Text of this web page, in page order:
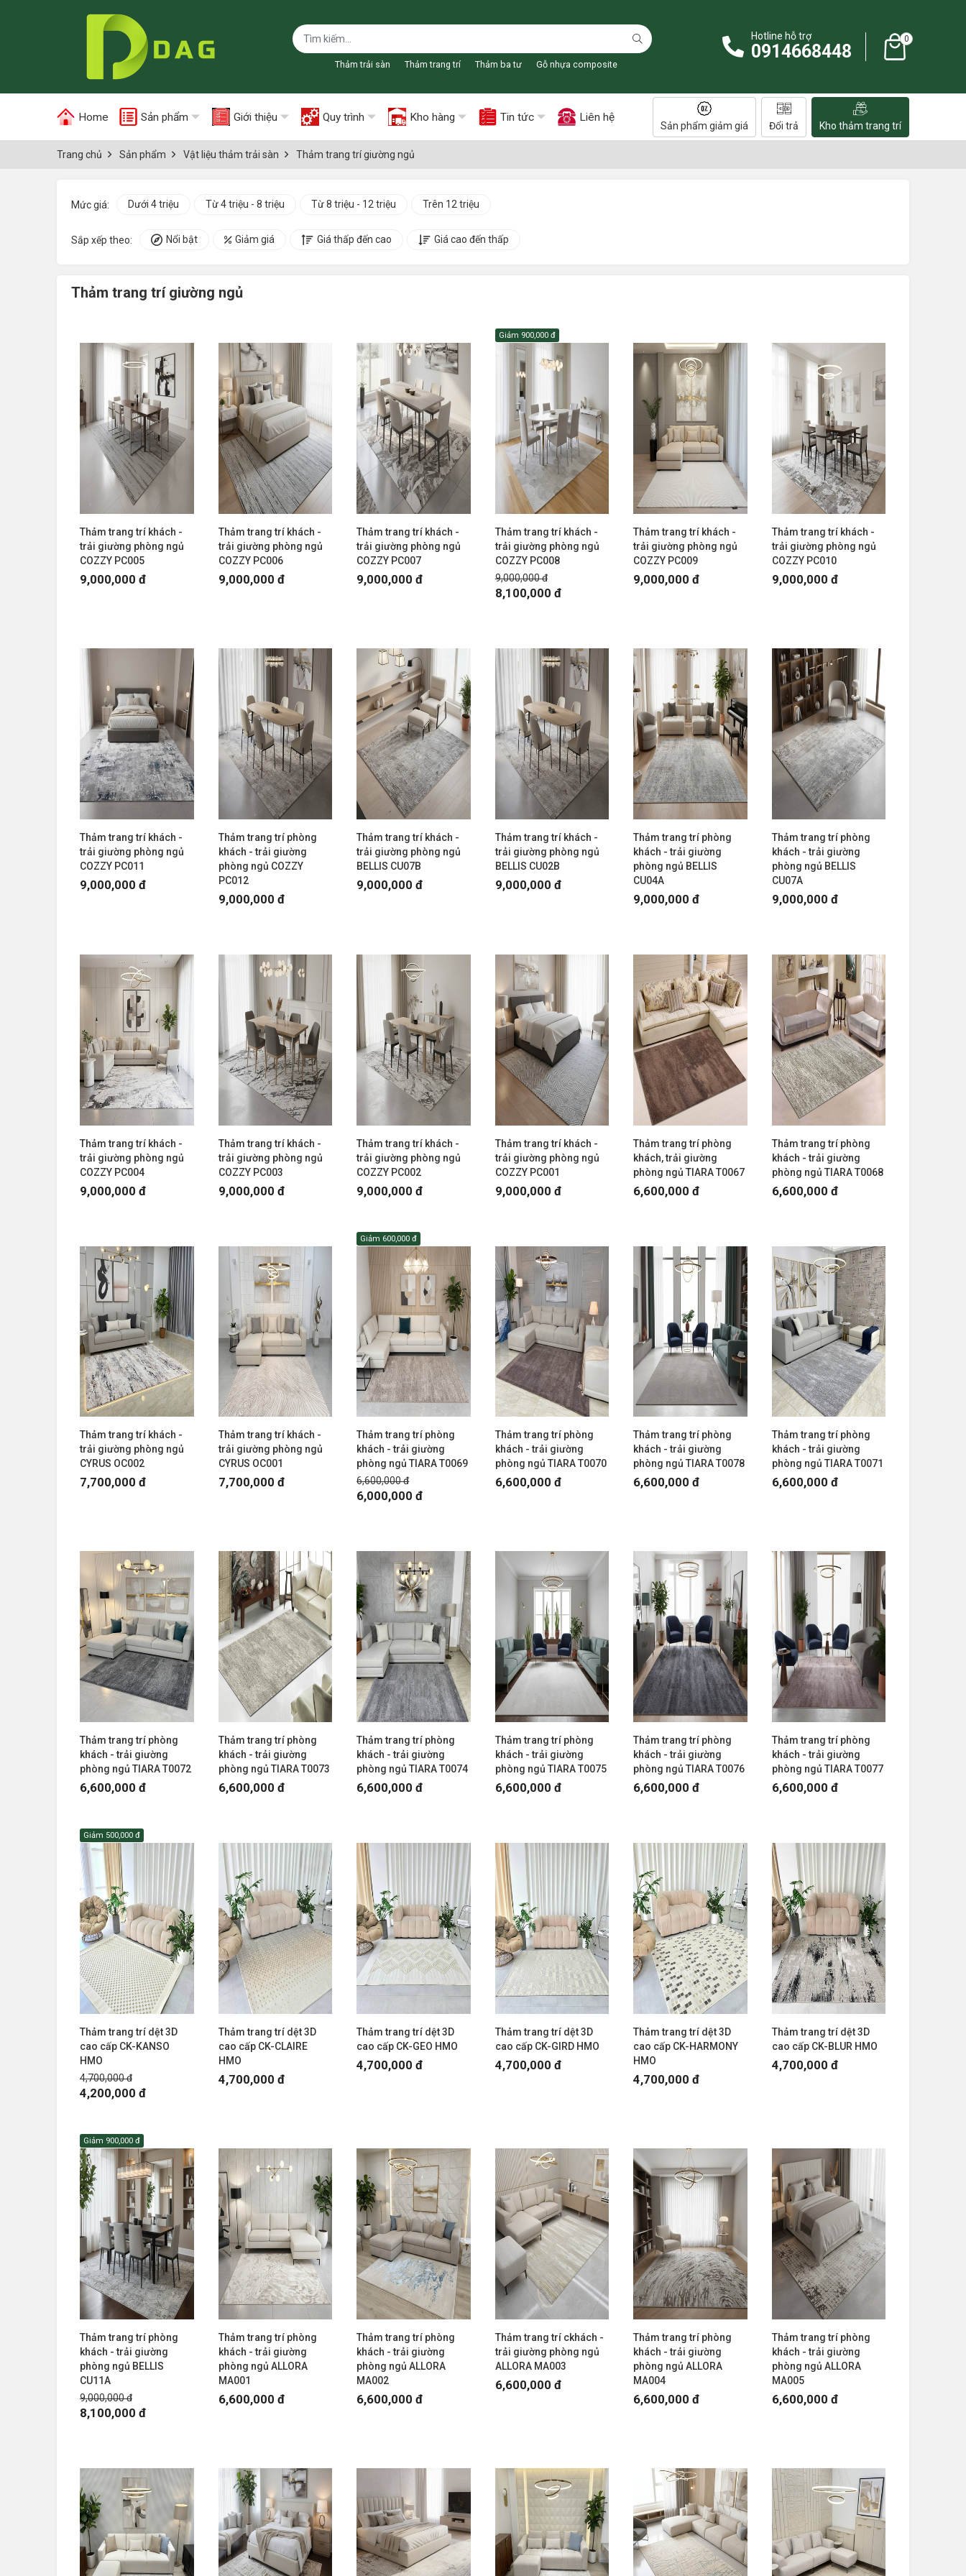
Thảm trải sàn Thảm trang trí Thảm ba tư Gỗ nhựa composite
Hotline hỗ trợ
0914668448
0
Home Sản phẩm Giới thiệu Quy trình Kho hàng Tin tức Liên hệ
Sản phẩm giảm giá Đổi trả Kho thảm trang trí
Trang chủ Sản phẩm Vật liệu thảm trải sàn Thảm trang trí giường ngủ
Mức giá: Dưới 4 triệu Từ 4 triệu - 8 triệu Từ 8 triệu - 12 triệu Trên 12 triệu
Sắp xếp theo: Nổi bật Giảm giá Giá thấp đến cao Giá cao đến thấp
Thảm trang trí giường ngủ
Thảm trang trí khách -
trải giường phòng ngủ
COZZY PC005
9,000,000 đ
Thảm trang trí khách -
trải giường phòng ngủ
COZZY PC006
9,000,000 đ
Thảm trang trí khách -
trải giường phòng ngủ
COZZY PC007
9,000,000 đ
Thảm trang trí khách -
trải giường phòng ngủ
COZZY PC008
9,000,000 đ
Giảm 900,000 đ
8,100,000 đ
Thảm trang trí khách -
trải giường phòng ngủ
COZZY PC009
9,000,000 đ
Thảm trang trí khách -
trải giường phòng ngủ
COZZY PC010
9,000,000 đ
Thảm trang trí khách -
trải giường phòng ngủ
COZZY PC011
9,000,000 đ
Thảm trang trí phòng
khách - trải giường
phòng ngủ COZZY
PC012
9,000,000 đ
Thảm trang trí khách -
trải giường phòng ngủ
BELLIS CU07B
9,000,000 đ
Thảm trang trí khách -
trải giường phòng ngủ
BELLIS CU02B
9,000,000 đ
Thảm trang trí phòng
khách - trải giường
phòng ngủ BELLIS
CU04A
9,000,000 đ
Thảm trang trí phòng
khách - trải giường
phòng ngủ BELLIS
CU07A
9,000,000 đ
Thảm trang trí khách -
trải giường phòng ngủ
COZZY PC004
9,000,000 đ
Thảm trang trí khách -
trải giường phòng ngủ
COZZY PC003
9,000,000 đ
Thảm trang trí khách -
trải giường phòng ngủ
COZZY PC002
9,000,000 đ
Thảm trang trí khách -
trải giường phòng ngủ
COZZY PC001
9,000,000 đ
Thảm trang trí phòng
khách, trải giường
phòng ngủ TIARA T0067
6,600,000 đ
Thảm trang trí phòng
khách - trải giường
phòng ngủ TIARA T0068
6,600,000 đ
Thảm trang trí khách -
trải giường phòng ngủ
CYRUS OC002
7,700,000 đ
Thảm trang trí khách -
trải giường phòng ngủ
CYRUS OC001
7,700,000 đ
Thảm trang trí phòng
khách - trải giường
phòng ngủ TIARA T0069
6,600,000 đ
Giảm 600,000 đ
6,000,000 đ
Thảm trang trí phòng
khách - trải giường
phòng ngủ TIARA T0070
6,600,000 đ
Thảm trang trí phòng
khách - trải giường
phòng ngủ TIARA T0078
6,600,000 đ
Thảm trang trí phòng
khách - trải giường
phòng ngủ TIARA T0071
6,600,000 đ
Thảm trang trí phòng
khách - trải giường
phòng ngủ TIARA T0072
6,600,000 đ
Thảm trang trí phòng
khách - trải giường
phòng ngủ TIARA T0073
6,600,000 đ
Thảm trang trí phòng
khách - trải giường
phòng ngủ TIARA T0074
6,600,000 đ
Thảm trang trí phòng
khách - trải giường
phòng ngủ TIARA T0075
6,600,000 đ
Thảm trang trí phòng
khách - trải giường
phòng ngủ TIARA T0076
6,600,000 đ
Thảm trang trí phòng
khách - trải giường
phòng ngủ TIARA T0077
6,600,000 đ
Thảm trang trí dệt 3D
cao cấp CK-KANSO
HMO
4,700,000 đ
Giảm 500,000 đ
4,200,000 đ
Thảm trang trí dệt 3D
cao cấp CK-CLAIRE
HMO
4,700,000 đ
Thảm trang trí dệt 3D
cao cấp CK-GEO HMO
4,700,000 đ
Thảm trang trí dệt 3D
cao cấp CK-GIRD HMO
4,700,000 đ
Thảm trang trí dệt 3D
cao cấp CK-HARMONY
HMO
4,700,000 đ
Thảm trang trí dệt 3D
cao cấp CK-BLUR HMO
4,700,000 đ
Thảm trang trí phòng
khách - trải giường
phòng ngủ BELLIS
CU11A
9,000,000 đ
Giảm 900,000 đ
8,100,000 đ
Thảm trang trí phòng
khách - trải giường
phòng ngủ ALLORA
MA001
6,600,000 đ
Thảm trang trí phòng
khách - trải giường
phòng ngủ ALLORA
MA002
6,600,000 đ
Thảm trang trí ckhách -
trải giường phòng ngủ
ALLORA MA003
6,600,000 đ
Thảm trang trí phòng
khách - trải giường
phòng ngủ ALLORA
MA004
6,600,000 đ
Thảm trang trí phòng
khách - trải giường
phòng ngủ ALLORA
MA005
6,600,000 đ